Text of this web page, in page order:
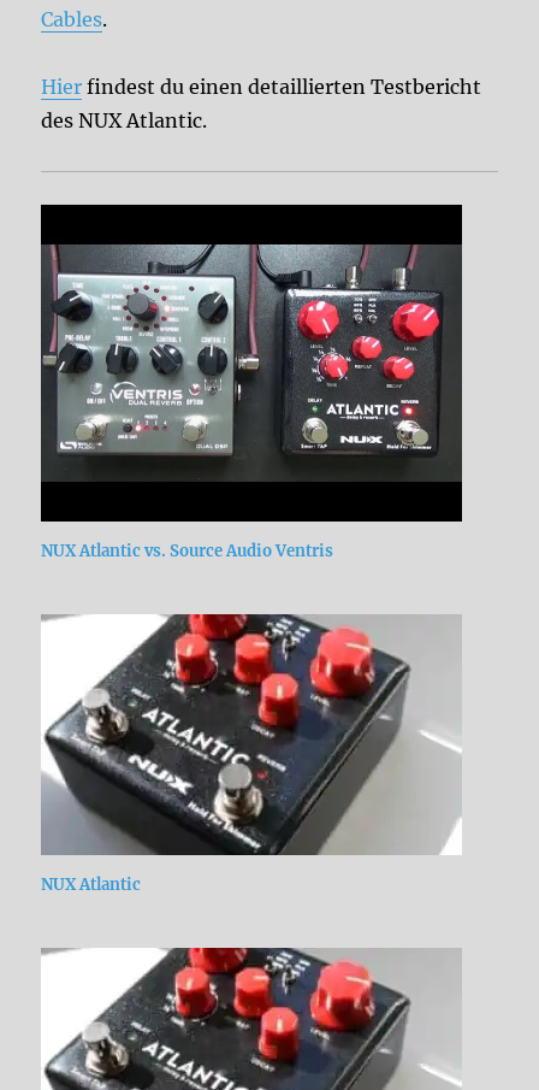
Cables.
Hier findest du einen detaillierten Testbericht
des NUX Atlantic.
NUX Atlantic vs. Source Audio Ventris
NUX Atlantic